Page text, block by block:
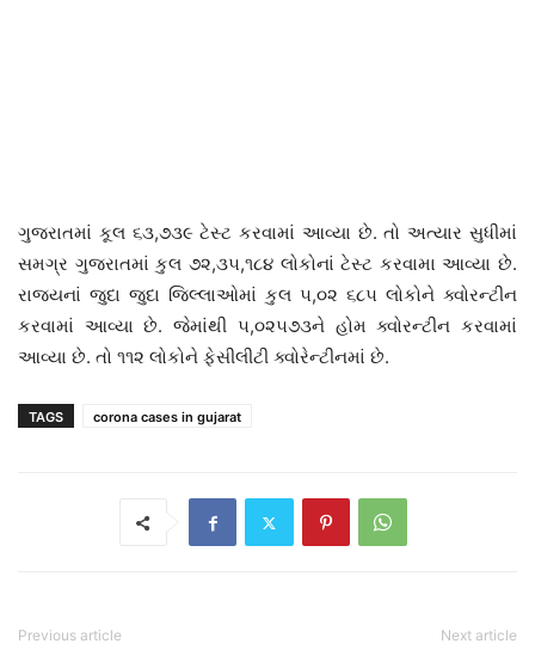
ગુજરાતમાં કૂલ ૬૩,૭૩૯ ટેસ્ટ કરવામાં આવ્યા છે. તો અત્યાર સુધીમાં
સમગ્ર ગુજરાતમાં કુલ ૭૨,૩૫,૧૮૪ લોકોનાં ટેસ્ટ કરવામા આવ્યા છે.
રાજ્યનાં જુદા જુદા જિલ્લાઓમાં કુલ ૫,૦૨ ૬૮૫ લોકોને ક્વોરન્ટીન
કરવામાં આવ્યા છે. જેમાંથી ૫,૦૨૫૭૩ને હોમ ક્વોરન્ટીન કરવામાં
આવ્યા છે. તો ૧૧૨ લોકોને ફેસીલીટી ક્વોરેન્ટીનમાં છે.
TAGS corona cases in gujarat
Previous article Next article